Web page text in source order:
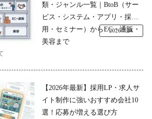
類・ジャンル一覧｜BtoB（サー
ビス・システム・アプリ・採
用・セミナー）からEC・通販・
美容まで
2026.7.24
【2026年最新】採用LP・求人サ
イト制作に強いおすすめ会社10
選！応募が増える選び方